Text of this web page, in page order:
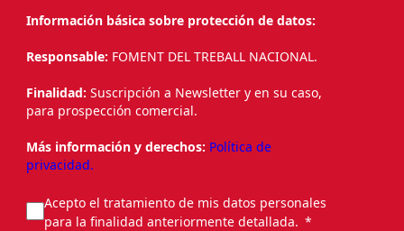
Información básica sobre protección de datos:
Responsable: FOMENT DEL TREBALL NACIONAL.
Finalidad: Suscripción a Newsletter y en su caso,
para prospección comercial.
Más información y derechos: Política de
privacidad.
Acepto el tratamiento de mis datos personales
para la finalidad anteriormente detallada.